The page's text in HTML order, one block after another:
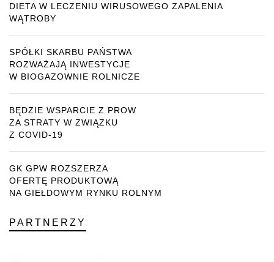
DIETA W LECZENIU WIRUSOWEGO ZAPALENIA
WĄTROBY
SPÓŁKI SKARBU PAŃSTWA
ROZWAŻAJĄ INWESTYCJE
W BIOGAZOWNIE ROLNICZE
BĘDZIE WSPARCIE Z PROW
ZA STRATY W ZWIĄZKU
Z COVID-19
GK GPW ROZSZERZA
OFERTĘ PRODUKTOWĄ
NA GIEŁDOWYM RYNKU ROLNYM
PARTNERZY